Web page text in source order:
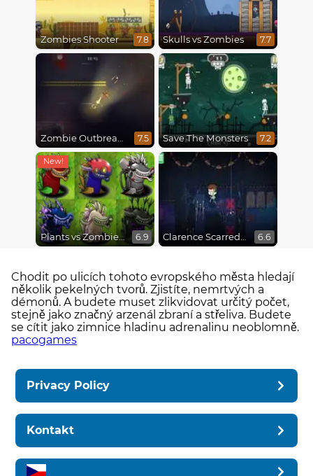
Zombies Shooter 7.8 Skulls vs Zombies 7.7
Zombie Outbreak Arena 7.5 Save The Monsters 7.2
Plants vs Zombies Fusion Mode 6.9 Clarence Scarred Silly 6.6
Chodit po ulicích tohoto evropského města hledají
několik pekelných tvorů. Zjistíte, nemrtvých a
démonů. A budete muset zlikvidovat určitý počet,
stejně jako značný arzenál zbraní a střeliva. Budete
se cítit jako zimnice hladinu adrenalinu neoblomně.
pacogames
Privacy Policy
Kontakt